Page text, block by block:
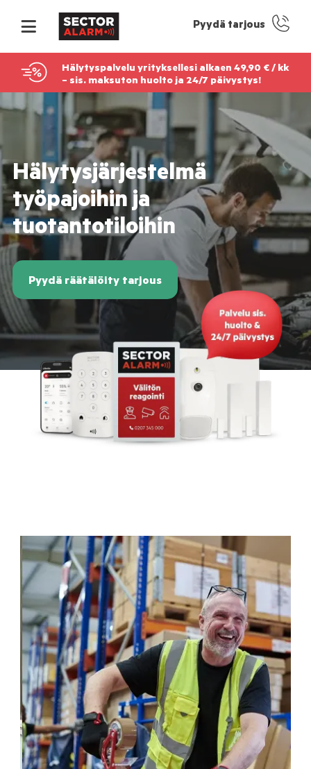
Pyydä tarjous
Hälytyspalvelu yrityksellesi alkaen 49,90 € / kk
– sis. maksuton huolto ja 24/7 päivystys!
Hälytysjärjestelmä
työpajoihin ja
tuotantotiloihin
Pyydä räätälöity tarjous